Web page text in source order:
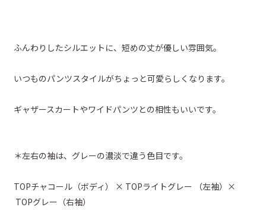
ふんわりしたシルエットに、短めの丈が優しい雰囲気。
いつものパンツスタイルがちょっと可愛らしくなります。
ギャザースカートやワイドパンツとの相性もいいです。
＊左右の袖は、グレーの濃淡で違う色目です。
TOPチャコール（ボディ） × TOPライトグレー （左袖）×
TOPグレー（右袖）